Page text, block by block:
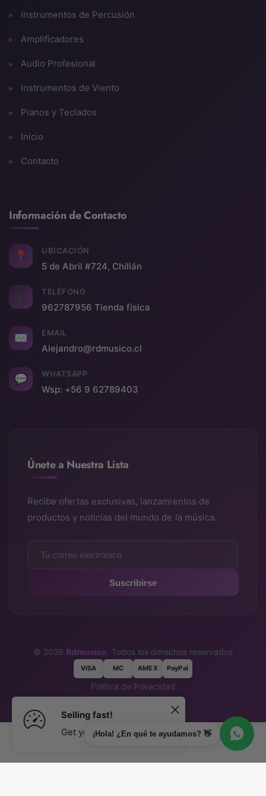
¡Hola! ¿En qué te ayudamos? 👋
Selling fast!
Get yours while you can.
Instrumentos de Percusión
Amplificadores
Audio Profesional
Instrumentos de Viento
Pianos y Teclados
Inicio
Contacto
Información de Contacto
📍 UBICACIÓN
5 de Abril #724, Chillán
📞 TELÉFONO
962787956 Tienda física
✉ EMAIL
Alejandro@rdmusico.cl
💬 WHATSAPP
Wsp: +56 9 62789403
Únete a Nuestra Lista
Recibe ofertas exclusivas, lanzamientos de
productos y noticias del mundo de la música.
Suscribirse
© 2026 Rdmusico . Todos los derechos reservados
VISA MC AMEX PayPal
Política de Privacidad